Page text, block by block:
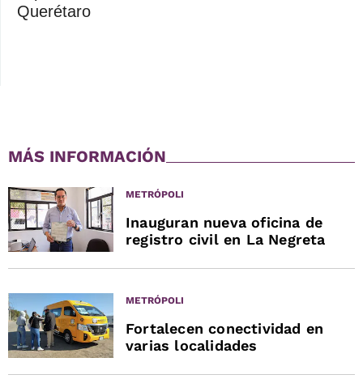
Querétaro
MÁS INFORMACIÓN
METRÓPOLI
Inauguran nueva oficina de
registro civil en La Negreta
METRÓPOLI
Fortalecen conectividad en
varias localidades